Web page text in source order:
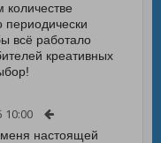
периодически
всё работало
креативных
10:00
меня настоящей